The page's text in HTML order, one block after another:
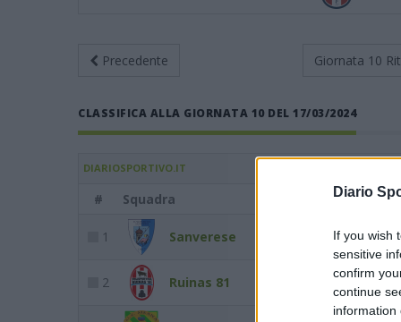
Diario
If you wish
sensitive
confirm
continue
information
Precedente Giornata 10
CLASSIFICA ALLA GIORNATA 10 DEL 17/03/2024
DIARIOSPORTIVO.IT
#
Squadra Punti
1 Sanverese 54
2 Ruinas 81 43